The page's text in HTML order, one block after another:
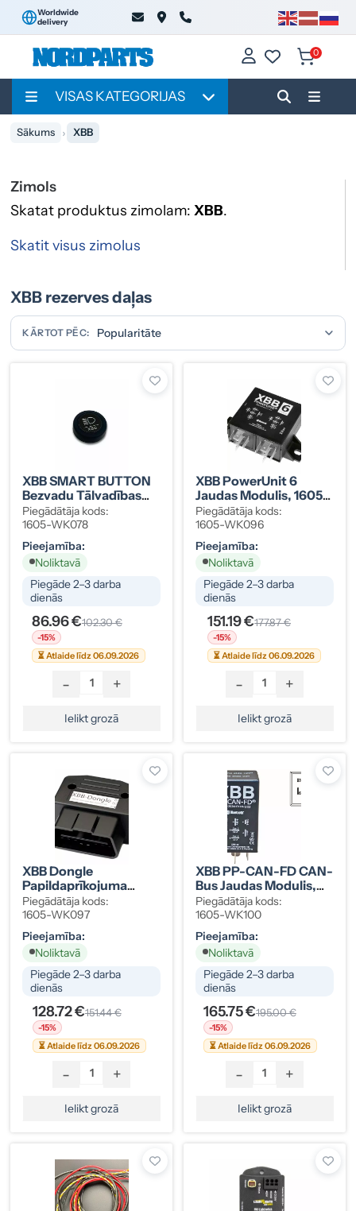
Worldwide
delivery
0
VISAS KATEGORIJAS
Sākums XBB
Zimols
Skatat produktus zimolam:XBB.
Skatit visus zimolus
XBB rezerves daļas
KĀRTOT PĒC:
XBB SMART BUTTON
Bezvadu Tālvadības
Poga
Piegādātāja kods:
1605-WK078
Pieejamība:
Noliktavā
Piegāde 2–3 darba
dienās
86.96 €102.30 €
-15%
⏳ Atlaide līdz 06.09.2026
- +
Ielikt grozā
XBB PowerUnit 6
Jaudas Modulis, 1605-
WK096
Piegādātāja kods:
1605-WK096
Pieejamība:
Noliktavā
Piegāde 2–3 darba
dienās
151.19 €177.87 €
-15%
⏳ Atlaide līdz 06.09.2026
- +
Ielikt grozā
XBB Dongle
Papildaprīkojuma
Vadības Modulis,
1605-WK097
Piegādātāja kods:
1605-WK097
Pieejamība:
Noliktavā
Piegāde 2–3 darba
dienās
128.72 €151.44 €
-15%
⏳ Atlaide līdz 06.09.2026
- +
Ielikt grozā
XBB PP-CAN-FD CAN-
Bus Jaudas Modulis,
1605-WK100
Piegādātāja kods:
1605-WK100
Pieejamība:
Noliktavā
Piegāde 2–3 darba
dienās
165.75 €195.00 €
-15%
⏳ Atlaide līdz 06.09.2026
- +
Ielikt grozā